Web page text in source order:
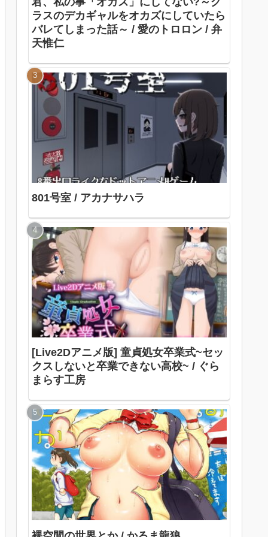
ラスのデカギャルをオカズにしていたら
バレてしまった話～ / 愛のトロロン / 弁
天惟仁
801号室 / アカナサハラ
[Live2Dアニメ版] 童貞処女卒業式~セッ
クスしないと卒業できない高校~ / ぐら
まらす工房